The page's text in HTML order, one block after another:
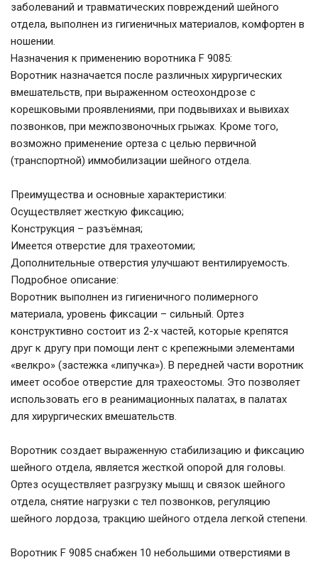
заболеваний и травматических повреждений шейного
отдела, выполнен из гигиеничных материалов, комфортен в
ношении.
Назначения к применению воротника F 9085:
Воротник назначается после различных хирургических
вмешательств, при выраженном остеохондрозе с
корешковыми проявлениями, при подвывихах и вывихах
позвонков, при межпозвоночных грыжах. Кроме того,
возможно применение ортеза с целью первичной
(транспортной) иммобилизации шейного отдела.
Преимущества и основные характеристики:
Осуществляет жесткую фиксацию;
Конструкция – разъёмная;
Имеется отверстие для трахеотомии;
Дополнительные отверстия улучшают вентилируемость.
Подробное описание:
Воротник выполнен из гигиеничного полимерного
материала, уровень фиксации – сильный. Ортез
конструктивно состоит из 2-х частей, которые крепятся
друг к другу при помощи лент с крепежными элементами
«велкро» (застежка «липучка»). В передней части воротник
имеет особое отверстие для трахеостомы. Это позволяет
использовать его в реанимационных палатах, в палатах
для хирургических вмешательств.
Воротник создает выраженную стабилизацию и фиксацию
шейного отдела, является жесткой опорой для головы.
Ортез осуществляет разгрузку мышц и связок шейного
отдела, снятие нагрузки с тел позвонков, регуляцию
шейного лордоза, тракцию шейного отдела легкой степени.
Воротник F 9085 снабжен 10 небольшими отверстиями в